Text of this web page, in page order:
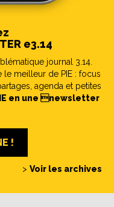
e3.14
journal 3.14.
meilleur de PIE : focus
agenda et petites
en une newsletter
!
> Voir les archives